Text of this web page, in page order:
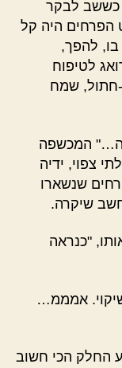
כששב לבקר
הפרחים היה קל
להפך,
לטיפוח
חתול, שמח
המכשפה
צפוי, ידיה
שנשארו
שיקרה.
"כנראה
אמממ…
החלק הכי חשוב